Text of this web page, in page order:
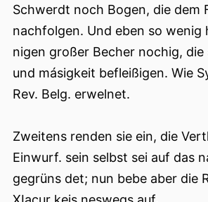
Schwerdt noch Bogen, die dem
nachfolgen. Und eben so wenig
nigen großer Becher nochig,
und másigkeit befleißigen. Wie
Rev. Belg. erwelnet.
Zweitens renden sie ein, die
Einwurf. sein selbst sei auf das
gegrüns det; nun bebe aber die